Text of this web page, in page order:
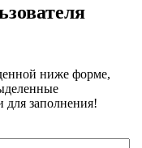
ниже форме,
для заполнения!